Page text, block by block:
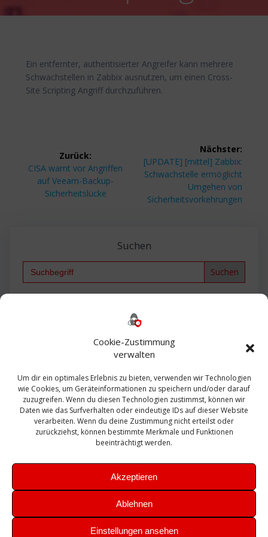
Cookie-Zustimmung
verwalten
Um dir ein optimales Erlebnis zu bieten, verwenden wir Technologien
wie Cookies, um Geräteinformationen zu speichern und/oder darauf
zuzugreifen. Wenn du diesen Technologien zustimmst, können wir
Daten wie das Surfverhalten oder eindeutige IDs auf dieser Website
verarbeiten. Wenn du deine Zustimmung nicht erteilst oder
zurückziehst, können bestimmte Merkmale und Funktionen
beeinträchtigt werden.
Akzeptieren
Ablehnen
Einstellungen ansehen
Ein entfernter, authentisierter Angreifer kann mehrere
Schwachstellen in Zabbix ausnutzen, um einen Cross-
Site Scripting Angriff durchzuführen.
Zurück:
Vorheriger
Beitrag:
CISA warnt vor Angriffen
auf Veeam-Backup-
Sicherheitslücke
Nächster:
Nächster
Beitrag:
[UPDATE] [mittel] Zabbix:
Schwachstelle ermöglicht
Umgehen von
Sicherheitsvorkehrungen
Suchen
Search
Bautagebuch
Exchange firewall Fritzbox
Microsoft
Sanierung SBS Security Server Sicherheit
Sicherung SIEM Sophos SSL Ubuntu
Update Upgrade UTM VCenter VCSA Veeam
VMWare VPN WAZUH Windows
Zertifikat